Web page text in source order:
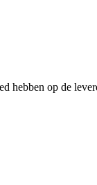
hebben op de